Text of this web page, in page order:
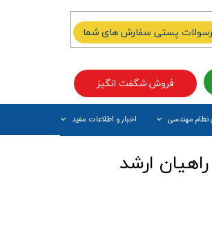
نظام مهندسی اخبار و اطلاعات مفید
فروش شگفت انگیز
پستی سفارش های شما